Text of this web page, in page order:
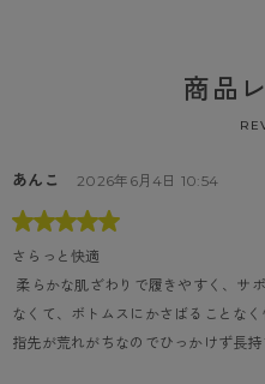
商品
あんこ 2026年6月4日 10:54
さらっと快適
なくて、ボトムスにかさばることなく
指先が荒れがちなのでひっかけず長